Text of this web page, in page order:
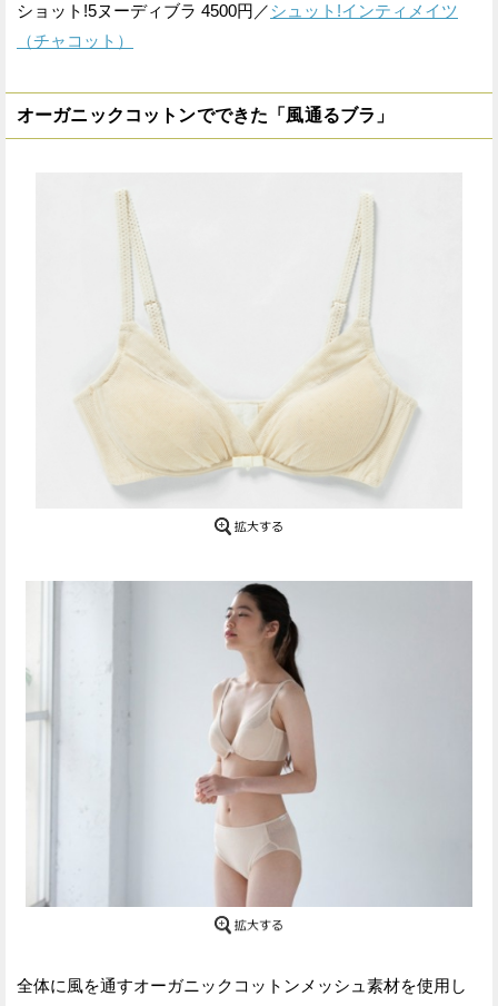
ショット!5ヌーディブラ 4500円／シュット!インティメイツ
（チャコット）
オーガニックコットンでできた「風通るブラ」
全体に風を通すオーガニックコットンメッシュ素材を使用し